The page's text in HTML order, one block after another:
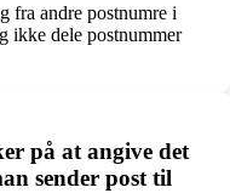
fra andre postnumre i
ikke dele postnummer
på at angive det
sender post til